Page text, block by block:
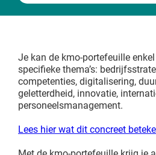
Je kan de kmo-portefeuille
specifieke thema’s:
competenties, digitalisering,
geletterdheid, innovatie,
personeelsmanagement.
Lees hier wat dit concreet